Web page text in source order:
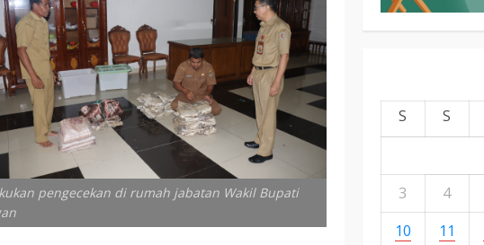
pengecekan di rumah jabatan Wakil Bupati
S S
3
4
10
11